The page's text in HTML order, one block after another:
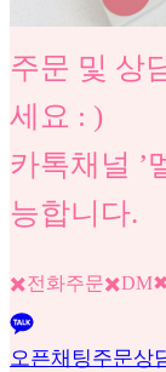
주문 및 상
세요 : )
카톡채널 ’
능합니다.
✖️전화주문
오픈채팅주문상